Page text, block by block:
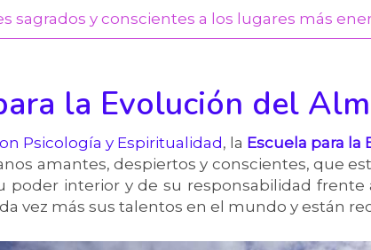
sagrados y conscientes a los lugares más
la Evolución del
Psicología y Espiritualidad, la Escuela para
amantes, despiertos y conscientes, que
poder interior y de su responsabilidad
vez más sus talentos en el mundo y están